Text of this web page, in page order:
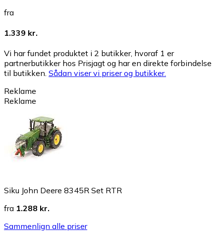
fra
1.339 kr.
Vi har fundet produktet i 2 butikker, hvoraf 1 er
partnerbutikker hos Prisjagt og har en direkte forbindelse
til butikken. Sådan viser vi priser og butikker.
Reklame
Reklame
Siku John Deere 8345R Set RTR
fra 1.288 kr.
Sammenlign alle priser